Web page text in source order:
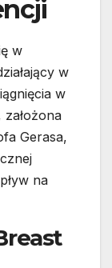
w
w
w
Gerasa,
na